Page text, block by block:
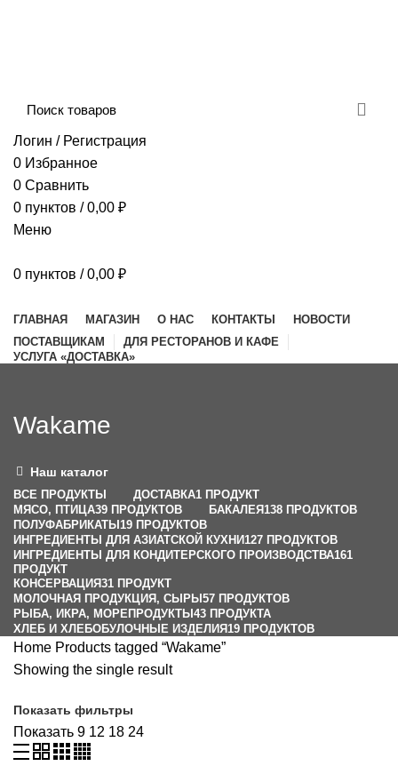
Логин / Регистрация
0 Избранное
0 Сравнить
0 пунктов / 0,00 ₽
Меню
0 пунктов / 0,00 ₽
ГЛАВНАЯ МАГАЗИН О НАС КОНТАКТЫ
НОВОСТИ
ПОСТАВЩИКАМ
ДЛЯ РЕСТОРАНОВ И КАФЕ
УСЛУГА «ДОСТАВКА»
Wakame
Наш каталог
ВСЕ ПРОДУКТЫ ДОСТАВКА1 ПРОДУКТ
МЯСО, ПТИЦА39 ПРОДУКТОВ БАКАЛЕЯ138 ПРОДУКТОВ
ПОЛУФАБРИКАТЫ19 ПРОДУКТОВ
ИНГРЕДИЕНТЫ ДЛЯ АЗИАТСКОЙ КУХНИ127 ПРОДУКТОВ
ИНГРЕДИЕНТЫ ДЛЯ КОНДИТЕРСКОГО ПРОИЗВОДСТВА161
ПРОДУКТ
КОНСЕРВАЦИЯ31 ПРОДУКТ
МОЛОЧНАЯ ПРОДУКЦИЯ, СЫРЫ57 ПРОДУКТОВ
РЫБА, ИКРА, МОРЕПРОДУКТЫ43 ПРОДУКТА
ХЛЕБ И ХЛЕБОБУЛОЧНЫЕ ИЗДЕЛИЯ19 ПРОДУКТОВ
Home Products tagged “Wakame”
Showing the single result
Показать фильтры
Показать 9 12 18 24